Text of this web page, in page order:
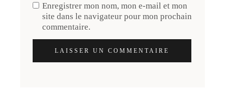
Enregistrer mon nom, mon e-mail et mon
site dans le navigateur pour mon prochain
commentaire.
LAISSER UN COMMENTAIRE